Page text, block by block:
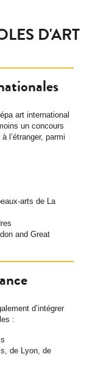
D'ART
art international
un concours
l’étranger, parmi
arts de La
and Great
d’intégrer
:
de Lyon, de